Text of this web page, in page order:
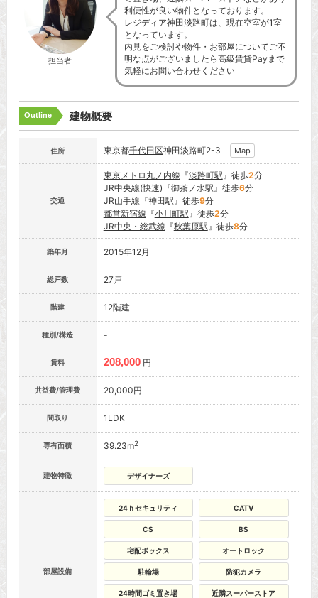
担当者
利便性が良い物件となっております。
レジディア神田淡路町は、現在空室が1室
となっています。
内見をご検討や物件・お部屋についてご不
明な点がございましたら高級賃貸Payまで
気軽にお問い合わせください
Outline 建物概要
住所 東京都千代田区神田淡路町2-3 Map
交通
東京メトロ丸ノ内線 『淡路町駅』徒歩2分
JR中央線(快速) 『御茶ノ水駅』徒歩6分
JR山手線 『神田駅』徒歩9分
都営新宿線 『小川町駅』徒歩2分
JR中央・総武線 『秋葉原駅』徒歩8分
築年月 2015年12月
総戸数 27戸
階建 12階建
種別/構造 -
賃料 208,000 円
共益費/管理費 20,000円
間取り 1LDK
専有面積 39.23m2
建物特徴 デザイナーズ
部屋設備
24ｈセキュリティ CATV
CS BS
宅配ボックス オートロック
駐輪場 防犯カメラ
24時間ゴミ置き場 近隣スーパーストア